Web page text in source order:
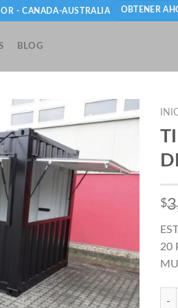
- CANADA-AUSTRALIA OBTENER
BLOG
Add to
$
20